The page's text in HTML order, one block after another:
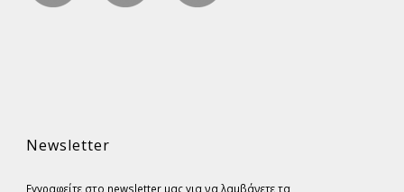
Newsletter
Εγγραφείτε στο newsletter μας για να λαμβάνετε τα